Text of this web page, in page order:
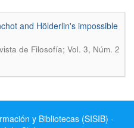
and Hölderlin's impossible
de Filosofía; Vol. 3, Núm. 2
y Bibliotecas (SISIB) -